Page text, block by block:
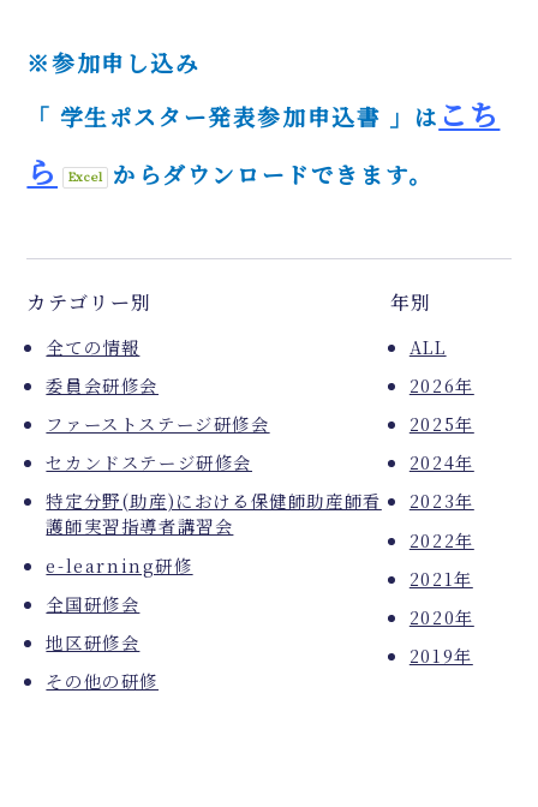
※参加申し込み
「 学生ポスター発表参加申込書 」は こち
ら
からダウンロードできます。
カテゴリー別
全ての情報
委員会研修会
ファーストステージ研修会
セカンドステージ研修会
特定分野(助産)における保健師助産師看
護師実習指導者講習会
e-learning研修
全国研修会
地区研修会
その他の研修
年別
ALL
2026年
2025年
2024年
2023年
2022年
2021年
2020年
2019年